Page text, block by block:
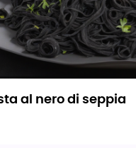
al nero di seppia